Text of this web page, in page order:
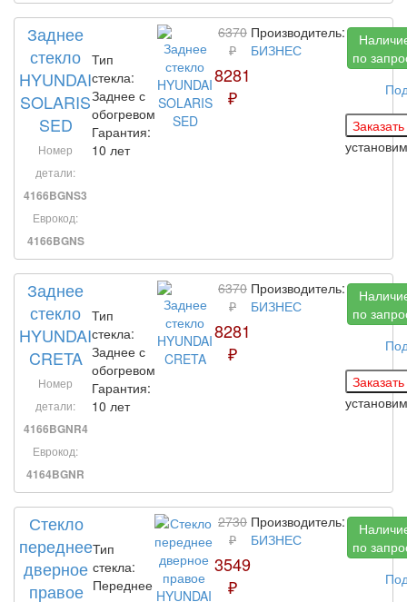
Заднее
стекло
HYUNDAI
SOLARIS
SED
Номер
детали:
4166BGNS3
Еврокод:
4166BGNS
Тип
стекла:
Заднее с
обогревом
Гарантия:
10 лет
6370
₽
8281
₽
Производитель:
БИЗНЕС
по
Заднее
стекло
HYUNDAI
CRETA
Номер
детали:
4166BGNR4
Еврокод:
4164BGNR
Тип
стекла:
Заднее с
обогревом
Гарантия:
10 лет
6370
₽
8281
₽
Производитель:
БИЗНЕС
по
Стекло
переднее
дверное
правое
Тип
стекла:
Переднее
2730
₽
3549
₽
Производитель:
БИЗНЕС
по